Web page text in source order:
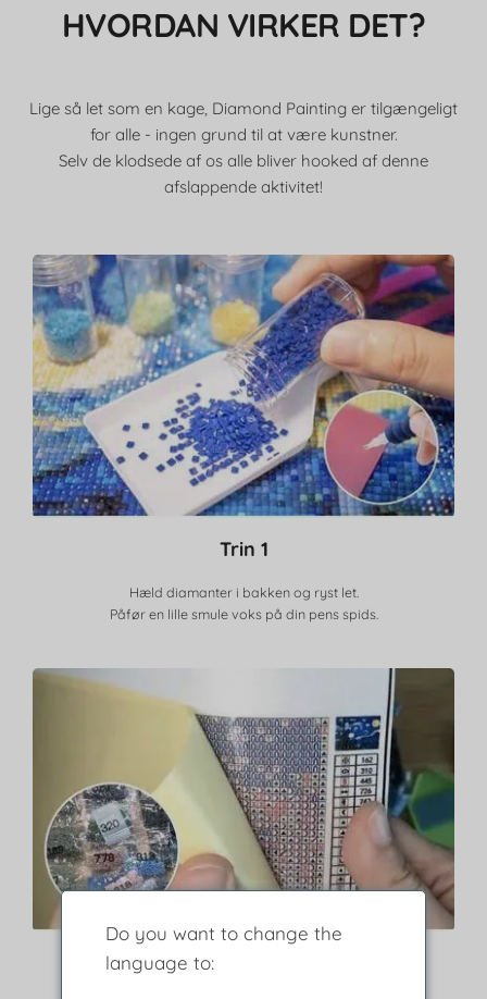
HVORDAN VIRKER DET?
Lige så let som en kage, Diamond Painting er tilgængeligt
for alle - ingen grund til at være kunstner.
Selv de klodsede af os alle bliver hooked af denne
afslappende aktivitet!
Trin 1
Hæld diamanter i bakken og ryst let.
Påfør en lille smule voks på din pens spids.
Do you want to change the
language to: